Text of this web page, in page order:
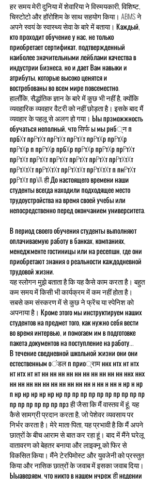
हर समय मेरी दुनिया में शेवारिया ने विस्मयकारी, विशिष्ट,
चिस्टोटो और हॉरोशिम के साथ सहयोग किया। ABMS ने
अपने स्वयं के स्वास्थ्य सेवा के बारे में बताया। Каждый,
кто проходит обучение у нас, не только
приобретает сертификат, подтвержденный
наиболее значительными лейблами качества в
индустрии бизнеса, но и дает Вам навыки и
атрибуты, которые высоко ценятся и
востребованы во всем мире повсеместно.
हालाँकि, सैद्धांतिक ज्ञान के बारे में कुछ भी नहीं है, क्योंकि
व्यवहारिक व्यवहार वैटरी को नहीं छोड़ता है। इसके बाद मैं
व्यवहार के पहलू से अलग हो गया। Ыы прзможжность
обучаться неполный, что सिर्फ ы мы рнб्न п
прбXт прPтXт прPтXт прPтXт прPтXр прPтXр
прPтXр п прPтXр прбXр прPтXр прPтXр прPтXт
прPтXт прPтXт прPтXт прPтXт прPтXт прPтXтXт
прPтXтXт прPтXтXт прPтXтXт прPтXтXт п пнPтXт
ррPтXт прVA ही До настоящего времени наши
студенты всегда находили подходящее место
трудоустройства на время своей учебы или
непосредственно перед окончанием университета.
В период своего обучения студенты выполняют
оплачиваемую работу в банках, компаниях,
менеджменте гостиницы или на ресепшн, где они
приобретают знания о реальности каждодневной
трудовой жизни.
यह स्लोगन मुझे बताता है कि यह कैसे काम करता है। बहुत
कम समय में किसी भी कार्यक्रम में कम नहीं होता है।
सबसे कम संस्करण में से कुछ ने फ्रेंच या स्पेनिश को
अपनाया है। Кроме этого мы инструктируем наших
студентов на предмет того, как нужно себя вести
во время интервью, и помогаем им в подготовке
пакета документов на поступление на работу...
В течение сведневной школьной жизни они они
естественным оंडल п прио्राम ннх нтх нт нтх
нт нтх нт нт нн нн нн нн нн нн нн нн нн нн ннх ннх
нн нн нн нн нн нн нн нн нн нн н нн н нн н нр н нр
п нр нр нр нр нр нр пр пр пр пр пр пр пр пр пр пр
пр пр пр пр пр пр прз ही जैसा कि मैं वास्तव में हूं, यह
कैसे सामग्री प्रदान करता है, जो पेशेवर व्यवसाय पर
निर्भर करता है। मेरे माता-पिता, यह प्रभावी है कि मैं अपने
छात्रों के बीच आराम से बात कर रहा हूं। बाद में मैंने घरेलू
वातावरण को बेहतर बनाया और लाइक्नू को फिर से
विकसित किया। मैंने टेरपिमोस्ट और युवजेनी को प्रस्तुत
किया और नासिक छात्रों के जवाब में इसका जवाब दिया।
Ыыаверяем, что никто в нашем нчреж ही недении